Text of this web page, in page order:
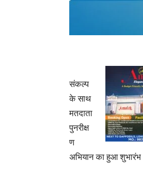
संकल्प
के साथ
मतदाता
पुनरीक्ष
ण
अभियान का हुआ शुभारंभ